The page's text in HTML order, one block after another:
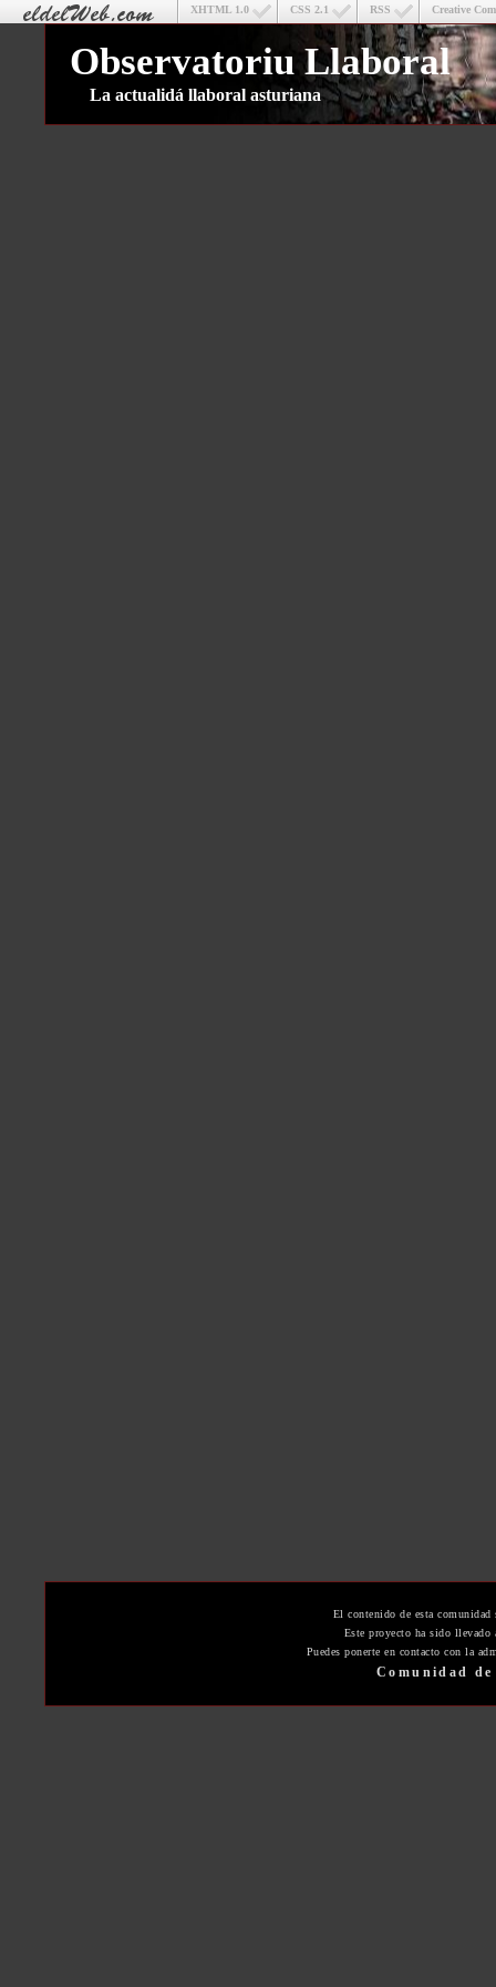
Creative
RSS
CSS 2.1
XHTML 1.0
Observatoriu Llaboral
La actualidá llaboral asturiana
El contenido de esta
Este proyecto ha sido
Puedes ponerte en contacto con la
Comunidad